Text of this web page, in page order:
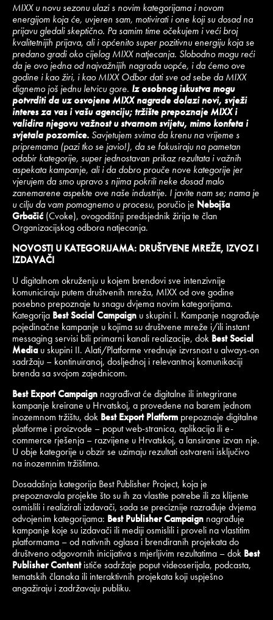
MIXX u novu sezonu ulazi s novim kategorijama i novom
energijom koja će, uvjeren sam, motivirati i one koji su dosad na
prijavu gledali skeptično. Pa samim time očekujem i veći broj
kvalitetnijih prijava, ali i općenito super pozitivnu energiju koja se
predano gradi oko cijelog MIXX natjecanja. Slobodno mogu reći
da je ovo jedna od najvažnijih nagrada uopće, i da ćemo ove
godine i kao žiri, i kao MIXX Odbor dati sve od sebe da MIXX
dignemo još jednu letvicu gore. Iz osobnog iskustva mogu
potvrditi da uz osvojene MIXX nagrade dolazi novi, svježi
interes za vas i vašu agenciju; tržište prepoznaje MIXX i
validira njegovu važnost u stvarnom svijetu, mimo konfeta i
svjetala pozornice. Savjetujem svima da krenu na vrijeme s
pripremama (pazi tko se javio!), da se fokusiraju na pametan
odabir kategorije, super jednostavan prikaz rezultata i važnih
aspekata kampanje, ali i da dobro prouče nove kategorije jer
vjerujem da smo upravo s njima pokrili neke dosad malo
zanemarene aspekte ove naše industrije. I javite nam se; nama je
u cilju da vam pomognemo u procesu, poručio je Nebojša
Grbačić (Cvoke), ovogodišnji predsjednik žirija te član
Organizacijskog odbora natjecanja.
NOVOSTI U KATEGORIJAMA: DRUŠTVENE MREŽE, IZVOZ I
IZDAVAČI
U digitalnom okruženju u kojem brendovi sve intenzivnije
komuniciraju putem društvenih mreža, MIXX od ove godine
posebno prepoznaje tu snagu dvjema novim kategorijama.
Kategorija Best Social Campaign u skupini I. Kampanje nagrađuje
pojedinačne kampanje u kojima su društvene mreže i/ili instant
messaging servisi bili primarni kanali realizacije, dok Best Social
Mediau skupini II. Alati/Platforme vrednuje izvrsnost u always-on
sadržaju – kontinuiranoj, dosljednoj i relevantnoj komunikaciji
brenda sa svojom zajednicom.
Best Export Campaign nagrađivat će digitalne ili integrirane
kampanje kreirane u Hrvatskoj, a provedene na barem jednom
inozemnom tržištu, dok Best Export Platform prepoznaje digitalne
platforme i proizvode – poput web-stranica, aplikacija ili e-
commerce rješenja – razvijene u Hrvatskoj, a lansirane izvan nje.
U obje kategorije u obzir se uzimaju rezultati ostvareni isključivo
na inozemnim tržištima.
Dosadašnja kategorija Best Publisher Project, koja je
prepoznavala projekte što su ih za vlastite potrebe ili za klijente
osmislili i realizirali izdavači, sada se preciznije razrađuje dvjema
odvojenim kategorijama: Best Publisher Campaign nagrađuje
kampanje koje su izdavači ili mediji osmislili i proveli na vlastitim
platformama – od nativnih oglasa i brendiranih projekata do
društveno odgovornih inicijativa s mjerljivim rezultatima – dok Best
Publisher Contentističe sadržaje poput videoserijala, podcasta,
tematskih članaka ili interaktivnih projekata koji uspješno
angažiraju i zadržavaju publiku.